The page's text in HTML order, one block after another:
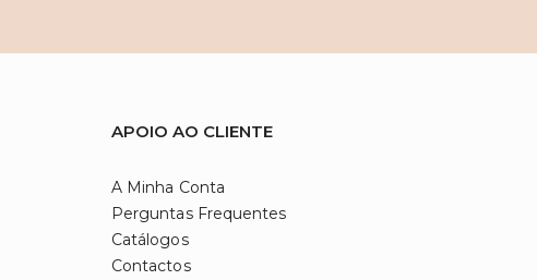
APOIO AO CLIENTE
A Minha Conta
Perguntas Frequentes
Catálogos
Contactos